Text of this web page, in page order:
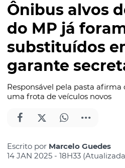
Ônibus alvos
do MP já
substituídos
garante
Responsável pela pasta
uma frota de veículos novos
Escrito por Marcelo Guedes
14 JAN 2025 - 18H33